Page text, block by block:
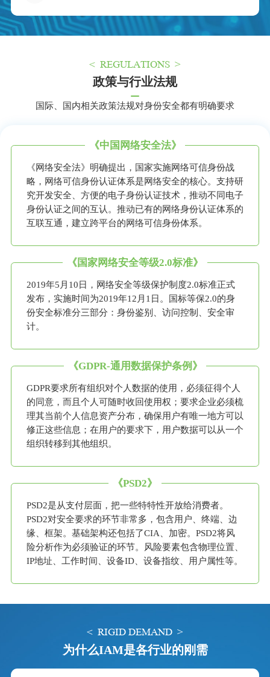
< REGULATIONS >
政策与行业法规
国际、国内相关政策法规对身份安全都有明确要求
《中国网络安全法》
《网络安全法》明确提出，国家实施网络可信身份战
略，网络可信身份认证体系是网络安全的核心。支持研
究开发安全、方便的电子身份认证技术，推动不同电子
身份认证之间的互认。推动已有的网络身份认证体系的
互联互通，建立跨平台的网络可信身份体系。
《国家网络安全等级2.0标准》
2019年5月10日，网络安全等级保护制度2.0标准正式
发布，实施时间为2019年12月1日。国标等保2.0的身
份安全标准分三部分：身份鉴别、访问控制、安全审
计。
《GDPR-通用数据保护条例》
GDPR要求所有组织对个人数据的使用，必须征得个人
的同意，而且个人可随时收回使用权；要求企业必须梳
理其当前个人信息资产分布，确保用户有唯一地方可以
修正这些信息；在用户的要求下，用户数据可以从一个
组织转移到其他组织。
《PSD2》
PSD2是从支付层面，把一些特特性开放给消费者。
PSD2对安全要求的环节非常多，包含用户、终端、边
缘、框架。基础架构还包括了CIA、加密。PSD2将风
险分析作为必须验证的环节。风险要素包含物理位置、
IP地址、工作时间、设备ID、设备指纹、用户属性等。
< RIGID DEMAND >
为什么IAM是各行业的刚需